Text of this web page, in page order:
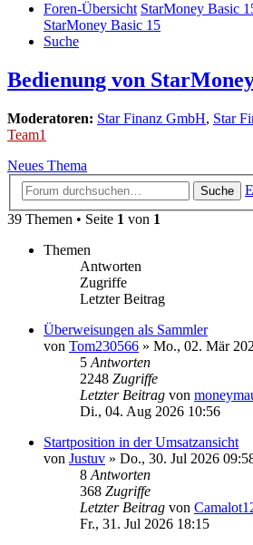
Foren-Übersicht StarMoney Basic
StarMoney Basic 15
Suche
Bedienung von
Moderatoren: Star Finanz GmbH, Star
Team1
Neues Thema
Suche
39 Themen • Seite 1 von 1
Themen
Antworten
Zugriffe
Letzter Beitrag
Überweisungen als Sammler
von Tom230566 » Mo., 02. Mär
5 Antworten
2248 Zugriffe
Letzter Beitrag von
Di., 04. Aug 2026 10:56
Startposition in der Umsatzansicht
von Justuv » Do., 30. Jul 2026
8 Antworten
368 Zugriffe
Letzter Beitrag von
Fr., 31. Jul 2026 18:15